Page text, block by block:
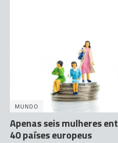
MUNDO
Apenas seis mulheres
40 países europeus